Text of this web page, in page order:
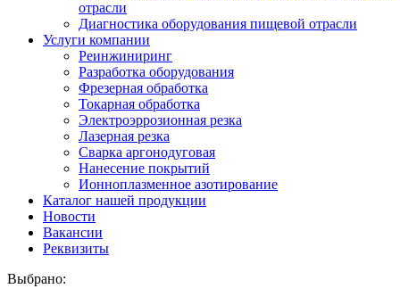
отрасли
Диагностика оборудования пищевой отрасли
Услуги компании
Реинжиниринг
Разработка оборудования
Фрезерная обработка
Токарная обработка
Электроэррозионная резка
Лазерная резка
Сварка аргонодуговая
Нанесение покрытий
Ионноплазменное азотирование
Каталог нашей продукции
Новости
Вакансии
Реквизиты
Выбрано: